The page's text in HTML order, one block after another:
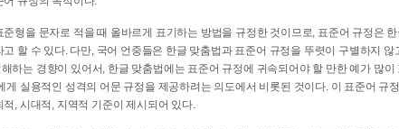
형을 문자로 적을 때 올바르게 표기하는 방법을 규정한 것이므로, 표준어 규정은 한
할 수 있다. 다만, 국어 언중들은 한글 맞춤법과 표준어 규정을 뚜렷이 구별하지 않
하는 경향이 있어서, 한글 맞춤법에는 표준어 규정에 귀속되어야 할 만한 예가 많이
게 실용적인 성격의 어문 규정을 제공하려는 의도에서 비롯된 것이다. 이 표준어 규
, 시대적, 지역적 기준이 제시되어 있다.